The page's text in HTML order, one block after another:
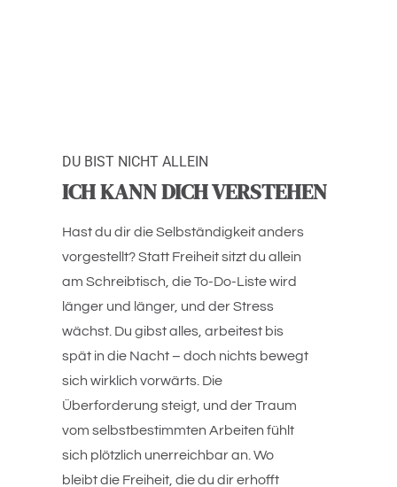
DU BIST NICHT ALLEIN
ICH KANN DICH VERSTEHEN
Hast du dir die Selbständigkeit anders
vorgestellt? Statt Freiheit sitzt du allein
am Schreibtisch, die To-Do-Liste wird
länger und länger, und der Stress
wächst. Du gibst alles, arbeitest bis
spät in die Nacht – doch nichts bewegt
sich wirklich vorwärts. Die
Überforderung steigt, und der Traum
vom selbstbestimmten Arbeiten fühlt
sich plötzlich unerreichbar an. Wo
bleibt die Freiheit, die du dir erhofft